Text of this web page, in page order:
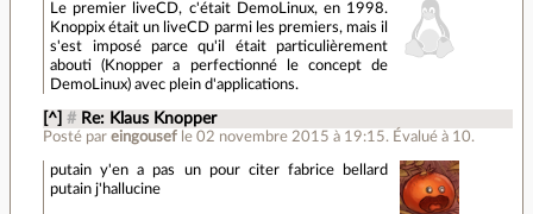
Le premier liveCD, c'était DemoLinux, en 1998.
Knoppix était un liveCD parmi les premiers, mais il
s'est imposé parce qu'il était particulièrement
abouti (Knopper a perfectionné le concept de
DemoLinux) avec plein d'applications.
[^] # Re: Klaus Knopper
Posté pareingousef le 02 novembre 2015 à 19:15. Évalué à 10.
putain y'en a pas un pour citer fabrice bellard
putain j'hallucine